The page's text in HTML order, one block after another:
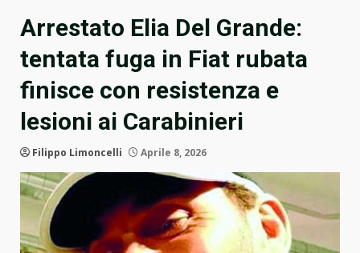
Arrestato Elia Del Grande:
tentata fuga in Fiat rubata
finisce con resistenza e
lesioni ai Carabinieri
Filippo Limoncelli Aprile 8, 2026